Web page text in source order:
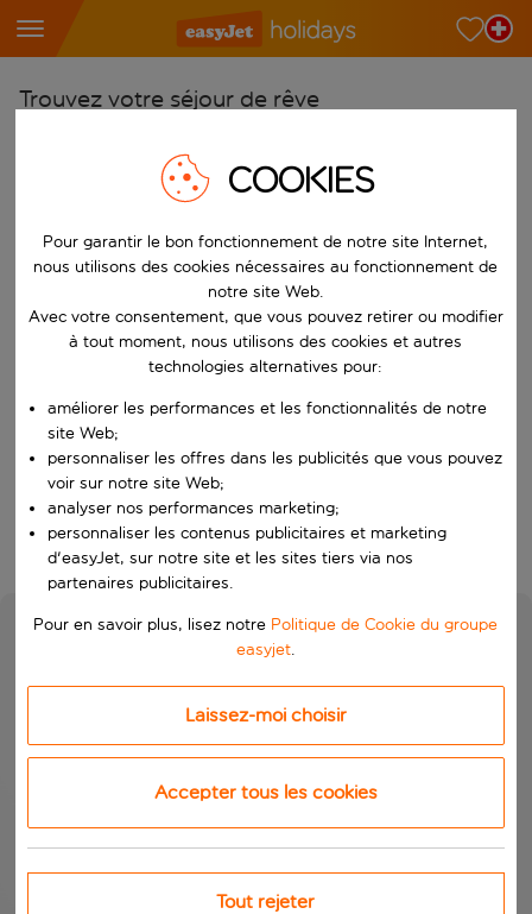
Trouvez votre séjour de rêve
Choisissez votre aéroport
Choisissez votre destination
Vers
Choisissez vos dates
Quand
Rechercher
COOKIES
Pour garantir le bon fonctionnement de notre site Internet,
nous utilisons des cookies nécessaires au fonctionnement de
notre site Web.
Avec votre consentement, que vous pouvez retirer ou modifier
à tout moment, nous utilisons des cookies et autres
technologies alternatives pour:
améliorer les performances et les fonctionnalités de notre
site Web;
personnaliser les offres dans les publicités que vous pouvez
voir sur notre site Web;
analyser nos performances marketing;
personnaliser les contenus publicitaires et marketing
d'easyJet, sur notre site et les sites tiers via nos
partenaires publicitaires.
Pour en savoir plus, lisez notre Politique de Cookie du groupe
easyjet.
Laissez-moi choisir
Accepter tous les cookies
Tout rejeter